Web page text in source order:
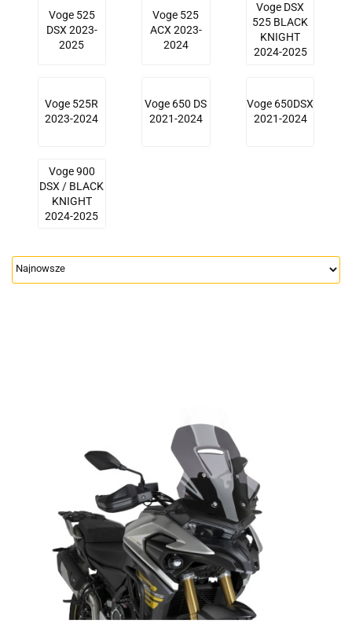
Voge 525
DSX 2023-
2025
Voge 525
ACX 2023-
2024
Voge DSX
525 BLACK
KNIGHT
2024-2025
Voge 525R
2023-2024
Voge 650 DS
2021-2024
Voge 650DSX
2021-2024
Voge 900
DSX / BLACK
KNIGHT
2024-2025